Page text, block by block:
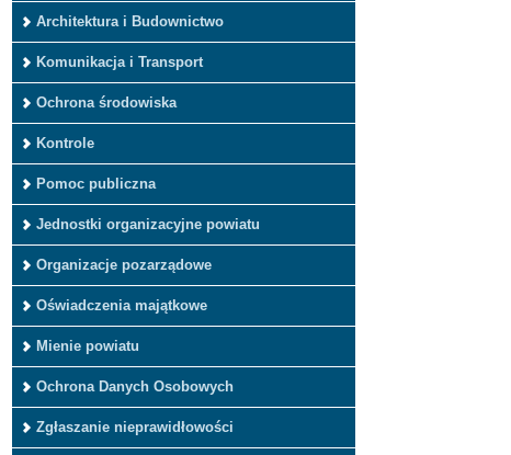
Architektura i Budownictwo
Komunikacja i Transport
Ochrona środowiska
Kontrole
Pomoc publiczna
Jednostki organizacyjne powiatu
Organizacje pozarządowe
Oświadczenia majątkowe
Mienie powiatu
Ochrona Danych Osobowych
Zgłaszanie nieprawidłowości